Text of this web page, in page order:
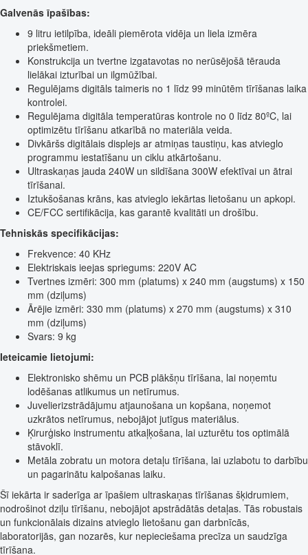
Galvenās īpašības:
9 litru ietilpība, ideāli piemērota vidēja un liela izmēra
priekšmetiem.
Konstrukcija un tvertne izgatavotas no nerūsējošā tērauda
lielākai izturībai un ilgmūžībai.
Regulējams digitāls taimeris no 1 līdz 99 minūtēm tīrīšanas laika
kontrolei.
Regulējama digitāla temperatūras kontrole no 0 līdz 80ºC, lai
optimizētu tīrīšanu atkarībā no materiāla veida.
Divkāršs digitālais displejs ar atmiņas taustiņu, kas atvieglo
programmu iestatīšanu un ciklu atkārtošanu.
Ultraskaņas jauda 240W un sildīšana 300W efektīvai un ātrai
tīrīšanai.
Iztukšošanas krāns, kas atvieglo iekārtas lietošanu un apkopi.
CE/FCC sertifikācija, kas garantē kvalitāti un drošību.
Tehniskās specifikācijas:
Frekvence: 40 KHz
Elektriskais ieejas spriegums: 220V AC
Tvertnes izmēri: 300 mm (platums) x 240 mm (augstums) x 150
mm (dziļums)
Ārējie izmēri: 330 mm (platums) x 270 mm (augstums) x 310
mm (dziļums)
Svars: 9 kg
Ieteicamie lietojumi:
Elektronisko shēmu un PCB plākšņu tīrīšana, lai noņemtu
lodēšanas atlikumus un netīrumus.
Juvelierizstrādājumu atjaunošana un kopšana, noņemot
uzkrātos netīrumus, nebojājot jutīgus materiālus.
Ķirurģisko instrumentu atkaļķošana, lai uzturētu tos optimālā
stāvoklī.
Metāla zobratu un motora detaļu tīrīšana, lai uzlabotu to darbību
un pagarinātu kalpošanas laiku.
Šī iekārta ir saderīga ar īpašiem ultraskaņas tīrīšanas šķidrumiem,
nodrošinot dziļu tīrīšanu, nebojājot apstrādātās detaļas. Tās robustais
un funkcionālais dizains atvieglo lietošanu gan darbnīcās,
laboratorijās, gan nozarēs, kur nepieciešama precīza un saudzīga
tīrīšana.